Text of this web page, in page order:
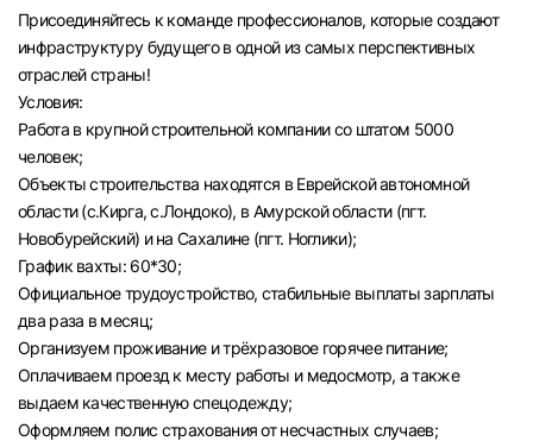
Ульяновск
Курган
Уфа
Присоединяйтесь к команде профессионалов, которые создают
инфраструктуру будущего в одной из самых перспективных
отраслей страны!
Условия:
Работа в крупной строительной компании со штатом 5000
человек;
Объекты строительства находятся в Еврейской автономной
области (с.Кирга, с.Лондоко), в Амурской области (пгт.
Новобурейский) и на Сахалине (пгт. Ноглики);
График вахты: 60*30;
Официальное трудоустройство, стабильные выплаты зарплаты
два раза в месяц;
Организуем проживание и трёхразовое горячее питание;
Оплачиваем проезд к месту работы и медосмотр, а также
выдаем качественную спецодежду;
Оформляем полис страхования от несчастных случаев;